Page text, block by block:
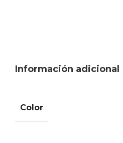
Información adicional
Color